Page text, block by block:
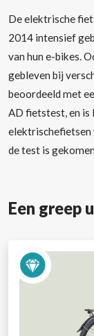
De elektrische
2014 intensief
van hun e-bikes.
gebleven bij
beoordeeld met
AD fietstest, en is
elektrischefietsen
de test is
Een greep